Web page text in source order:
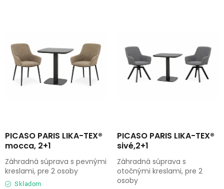
Dáždniky
o
u
v
t
o
v
PICASO PARIS LIKA-TEX®
mocca, 2+1
Skladom
Záhradná súprava s pevnými
kreslami, pre 2 osoby
PICASO PARIS LIKA-TEX®
sivé,2+1
Záhradná súprava s
otočnými kreslami, pre 2
osoby